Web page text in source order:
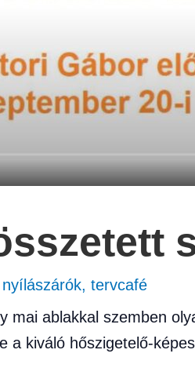
nyílászárók, tervcafé
mai ablakkal szemben
a kiváló hőszigetelő-